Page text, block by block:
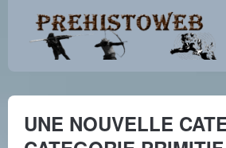
UNE NOUVELLE